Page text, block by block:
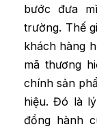
bước đưa
trường. Thế
khách hàng
mã thương
chính sản
hiệu. Đó là
đồng hành